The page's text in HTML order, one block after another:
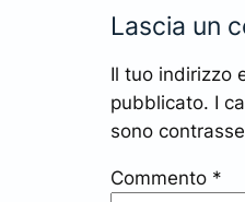
Lascia un
Il tuo indirizzo
pubblicato. I
sono
Commento *